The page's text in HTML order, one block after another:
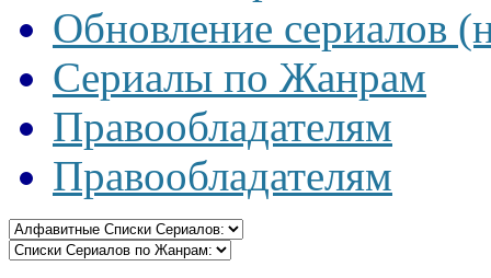
Обновление сериалов
Сериалы по Жанрам
Правообладателям
Правообладателям